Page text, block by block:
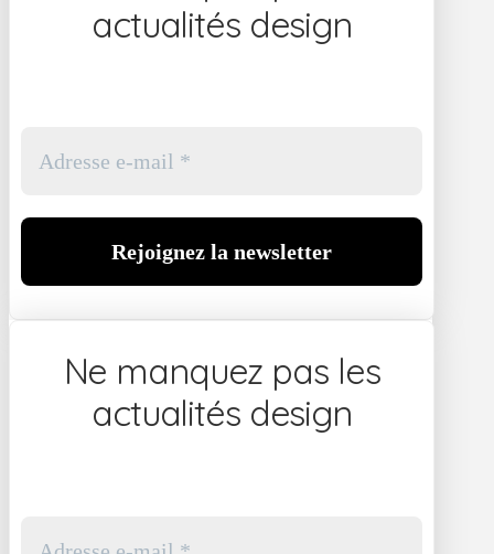
actualités design
Ne manquez pas les
actualités design